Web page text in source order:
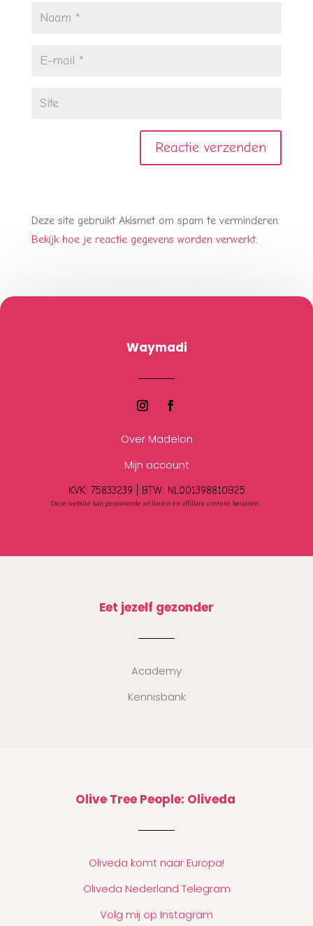
Deze site gebruikt Akismet om spam te verminderen.
Bekijk hoe je reactie gegevens worden verwerkt.
Waymadi
Over Madelon
Mijn account
KVK: 75833239 | BTW: NL001398810B25
Deze website kan gesponsorde artikelen en affiliate content bevatten.
Eet jezelf gezonder
Academy
Kennisbank
Olive Tree People: Oliveda
Oliveda komt naar Europa!
Oliveda Nederland Telegram
Volg mij op Instagram